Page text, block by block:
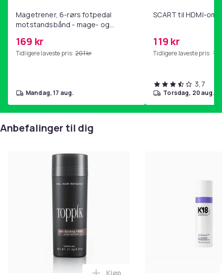
Magetrener, 6-rørs fotpedal
motstandsbånd - mage- og
hjemmegymnastikk Pink
169 kr
Tidligere laveste pris: 201 kr
mandag, 17 aug.
SCART til HDMI-
119 kr
Tidligere laveste pris:
3,7
torsdag, 20 aug.
Anbefalinger til dig
Kjøp